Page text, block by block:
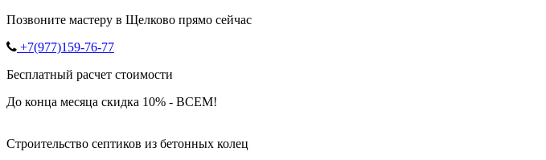
Позвоните мастеру в Щелково прямо сейчас
+7(977)159-76-77
Бесплатный расчет стоимости
До конца месяца скидка 10% - ВСЕМ!
Строительство септиков из бетонных колец